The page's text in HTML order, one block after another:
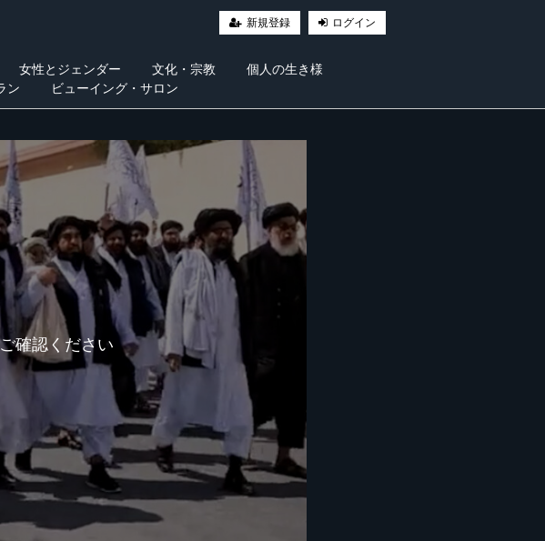
新規登録 ログイン
女性とジェンダー 文化・宗教
個人の生き様
ン ビューイング・サロン
確認ください